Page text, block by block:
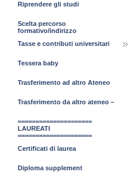
Riprendere gli studi
Scelta percorso
formativo/indirizzo
Tasse e contributi universitari
Tessera baby
Trasferimento ad altro Ateneo
Trasferimento da altro ateneo –
=====================
LAUREATI
=====================
Certificati di laurea
Diploma supplement